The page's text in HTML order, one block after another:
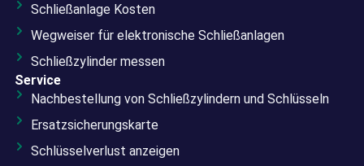
Schließanlage Kosten
Wegweiser für elektronische Schließanlagen
Schließzylinder messen
Service
Nachbestellung von Schließzylindern und Schlüsseln
Ersatzsicherungskarte
Schlüsselverlust anzeigen